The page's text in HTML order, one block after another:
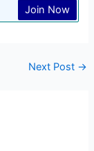
Join Now
Next Post →